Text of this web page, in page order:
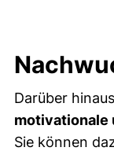
Darüber
motivationale
Sie können